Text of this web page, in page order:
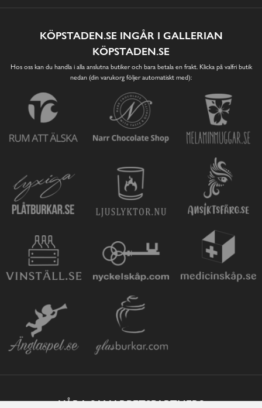
KÖPSTADEN.SE INGÅR I GALLERIAN
KÖPSTADEN.SE
Hos oss kan du handla i alla anslutna butiker och bara betala en frakt. Klicka på valfri butik
nedan (din varukorg följer automatiskt med):
VÅRA SAMARBETSPARTNERS